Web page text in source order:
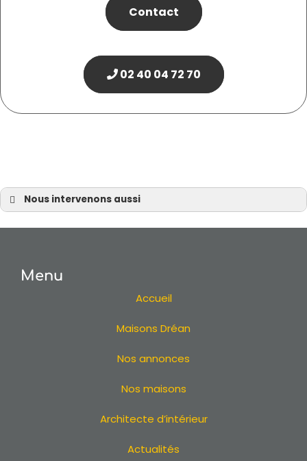
Contact
02 40 04 72 70
Nous intervenons aussi
Terrain à Sautron
Terrain à Batz-sur-Mer
Terrain à Pornichet
Terrain à Saint-Michel-Chef-Chef
Menu
Accueil
Maisons Dréan
Nos annonces
Nos maisons
Architecte d’intérieur
Actualités